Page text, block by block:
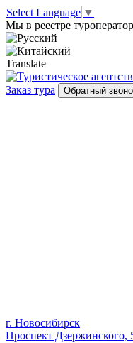
Select Language ▼
Мы в реестре
Translate
Заказ тура Обратный
г. Новосибирск
Проспект Дзержинского,